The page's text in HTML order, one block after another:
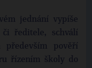
jednání vypíše
ředitele, schválí
především pověří
řízením školy do